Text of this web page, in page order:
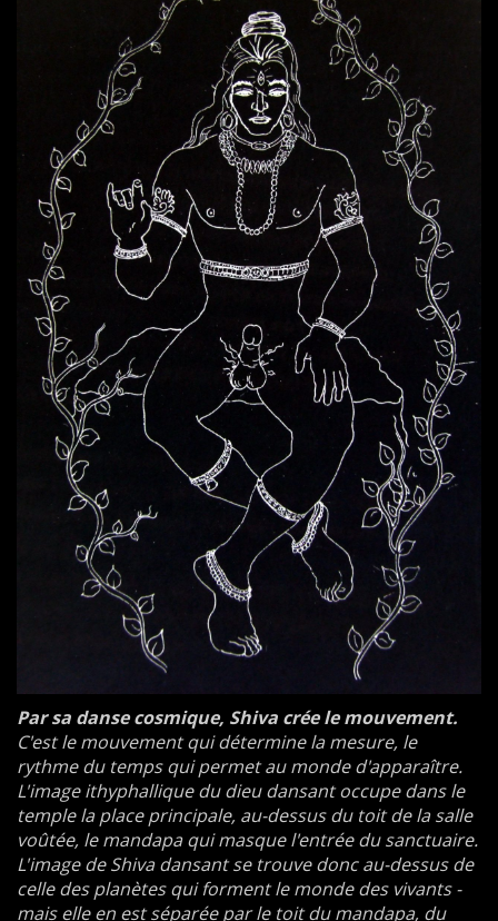
Par sa danse cosmique, Shiva crée le mouvement.
C'est le mouvement qui détermine la mesure, le
rythme du temps qui permet au monde d'apparaître.
L'image ithyphallique du dieu dansant occupe dans le
temple la place principale, au-dessus du toit de la salle
voûtée, le mandapa qui masque l'entrée du sanctuaire.
L'image de Shiva dansant se trouve donc au-dessus de
celle des planètes qui forment le monde des vivants -
mais elle en est séparée par le toit du mandapa, du